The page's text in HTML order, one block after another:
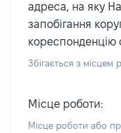
адреса, на яку
запобігання
кореспонденцію
Збігається з місцем
Місце роботи:
Місце роботи або